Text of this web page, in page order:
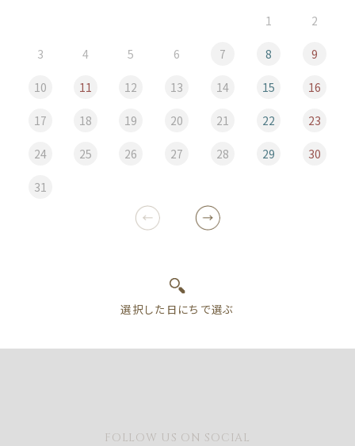
1 2
3 4 5 6 7 8 9
10 11 12 13 14 15 16
17 18 19 20 21 22 23
24 25 26 27 28 29 30
31
FOLLOW US ON SOCIAL